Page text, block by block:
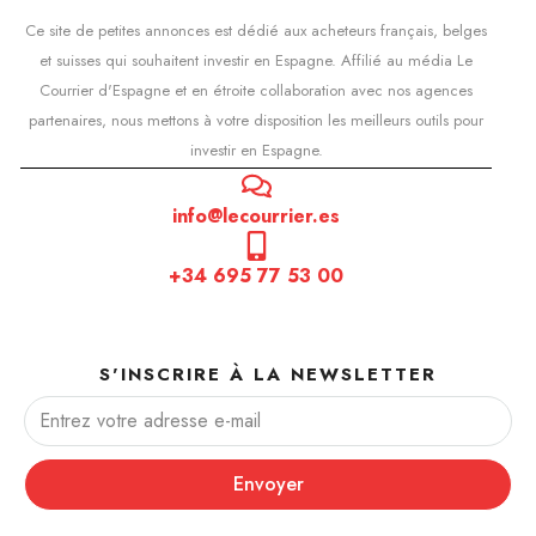
Ce site de petites annonces est dédié aux acheteurs français, belges
et suisses qui souhaitent investir en Espagne. Affilié au média Le
Courrier d'Espagne et en étroite collaboration avec nos agences
partenaires, nous mettons à votre disposition les meilleurs outils pour
investir en Espagne.
info@lecourrier.es
+34 695 77 53 00
S'INSCRIRE À LA NEWSLETTER
Envoyer